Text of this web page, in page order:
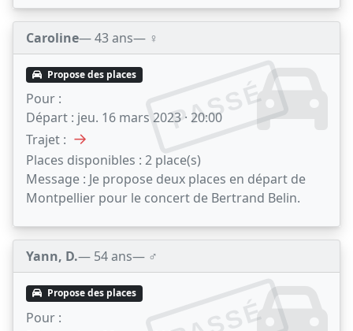
Caroline— 43 ans— ♀️
PASSÉ
Propose des places
Pour :
Départ : jeu. 16 mars 2023 · 20:00
Trajet : →
Places disponibles : 2 place(s)
Message : Je propose deux places en départ de
Montpellier pour le concert de Bertrand Belin.
Yann, D.— 54 ans— ♂️
Propose des places
Pour :